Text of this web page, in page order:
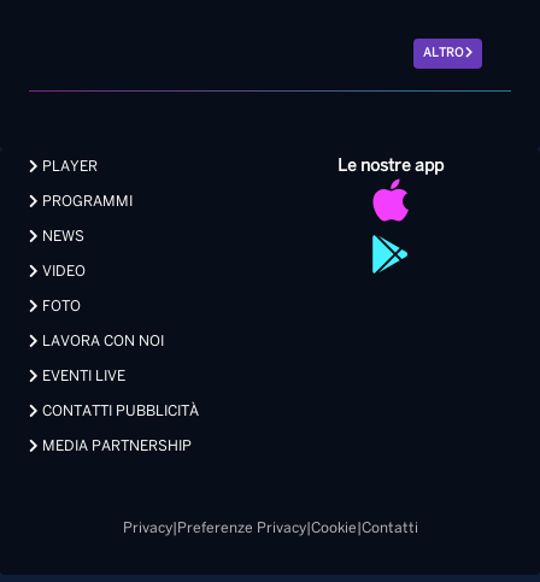
ALTRO
Le nostre app
PLAYER
PROGRAMMI
NEWS
VIDEO
FOTO
LAVORA CON NOI
EVENTI LIVE
CONTATTI PUBBLICITÀ
MEDIA PARTNERSHIP
Privacy| Preferenze Privacy| Cookie Contatti